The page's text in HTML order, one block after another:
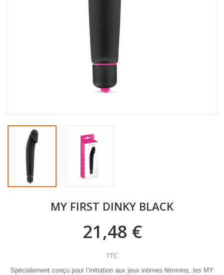
MY FIRST DINKY BLACK
21,48 €
TTC
Spécialement conçu pour l’initiation aux jeux intimes féminins, les MY